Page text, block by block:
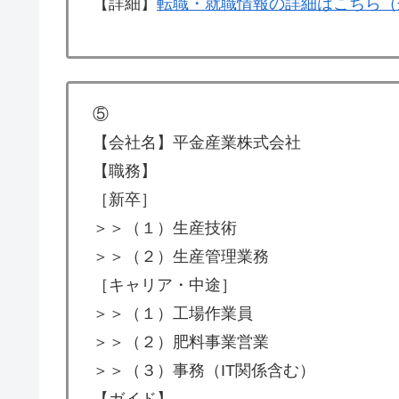
⑤
【会社名】平金産業株式会社
【職務】
［新卒］
＞＞（１）生産技術
＞＞（２）生産管理業務
［キャリア・中途］
＞＞（１）工場作業員
＞＞（２）肥料事業営業
＞＞（３）事務（IT関係含む）